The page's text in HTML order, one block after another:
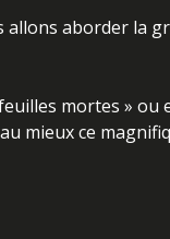
aborder la
mortes » ou
mieux ce